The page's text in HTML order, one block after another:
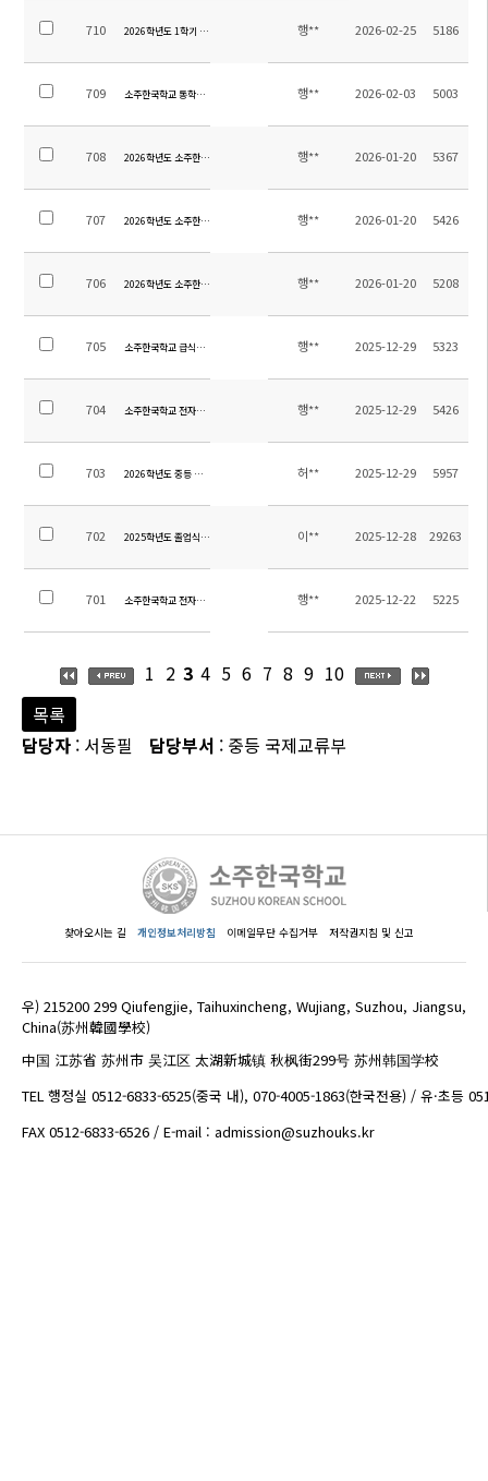
710 2026학년도 1학기 전체학생 통학버스 탑승자 명단 및 노선
행** 2026-02-25 5186
709 소주한국학교 통학버스 임차 및 관리용역 업체 선정 입찰공고(입찰공고 제2025-16호)
행** 2026-02-03 5003
708 2026학년도 소주한국학교 청소용역 업체 선정 입찰공고(입찰공고 제2025-15호)
행** 2026-01-20 5367
707 2026학년도 소주한국학교 소방용역 업체 선정 입찰공고(입찰공고 제2025-14호)
행** 2026-01-20 5426
706 2026학년도 소주한국학교 보안용역 업체 선정 입찰공고(입찰공고 제2025-13호)
행** 2026-01-20 5208
705 소주한국학교 급식위탁 용역업체 선정 입찰 공고(재공고, 긴급)(공고 제2025-12호)
행** 2025-12-29 5323
704 소주한국학교 전자칠판 및 화이트보드(칠판) 구매 및 설치 입찰 공고(재공고, 긴급)(공고 제
행** 2025-12-29 5426
703 2026학년도 중등 교과용도서 안내 허** 2025-12-29 5957
702 2025학년도 졸업식 안내 이** 2025-12-28 29263
701 소주한국학교 전자칠판 및 화이트보드(칠판) 구매 및 설치 입찰 공고(공고 제2025-10호)
행** 2025-12-22 5225
1 2 3 4 5 6 7 8 9 10
목록
담당자 : 서동필 담당부서 : 중등 국제교류부
찾아오시는 길 개인정보처리방침 이메일무단 수집거부 저작권지침 및 신고
우) 215200 299 Qiufengjie, Taihuxincheng, Wujiang, Suzhou, Jiangsu,
China(苏州韓國學校)
中国 江苏省 苏州市 吴江区 太湖新城镇 秋枫街299号 苏州韩国学校
TEL 행정실 0512-6833-6525(중국 내), 070-4005-1863(한국전용) / 유·초등
FAX 0512-6833-6526 / E-mail : admission@suzhouks.kr